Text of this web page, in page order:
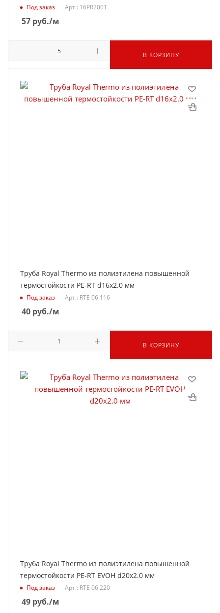
Под заказ Арт.: 16PR200Т
57 руб./м
В КОРЗИНУ
Труба Royal Thermo из полиэтилена повышенной
термостойкости PE-RT d16x2.0 мм
Под заказ Арт.: RTE 06.116
40 руб./м
В КОРЗИНУ
Труба Royal Thermo из полиэтилена повышенной
термостойкости PE-RT EVOH d20x2.0 мм
Под заказ Арт.: RTE 06.220
49 руб./м